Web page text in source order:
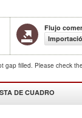
Flujo
gap filled. Please check the
DE CUADRO